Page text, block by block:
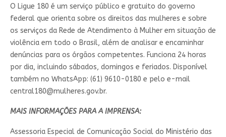
O Ligue 180 é um serviço público e gratuito do governo
federal que orienta sobre os direitos das mulheres e sobre
os serviços da Rede de Atendimento à Mulher em situação de
violência em todo o Brasil, além de analisar e encaminhar
denúncias para os órgãos competentes. Funciona 24 horas
por dia, incluindo sábados, domingos e feriados. Disponível
também no WhatsApp: (61) 9610-0180 e pelo e-mail
central180@mulheres.gov.br.
MAIS INFORMAÇÕES PARA A IMPRENSA:
Assessoria Especial de Comunicação Social do Ministério das